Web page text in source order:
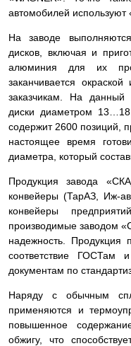
автомобилей используют
На заводе
дисков, включая и
алюминия для их
заканчивается
заказчикам. На данный
диски диаметром
содержит 2600 позиций,
настоящее время
диаметра, который
Продукция завода
конвейеры (ТарАЗ, Иж-
конвейеры
производимые заводом
надежность. Продукция
соответствие ГОСТам
документам по
Наряду с обычным
применяются и
повышенное
обжигу, что